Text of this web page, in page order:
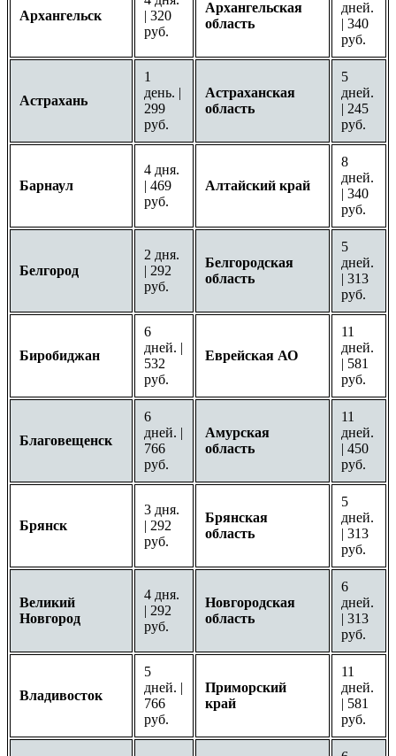
Архангельск
| 320
руб.
Архангельская
область
дней.
| 340
руб.
Астрахань
1
день. |
299
руб.
Астраханская
область
5
дней.
| 245
руб.
Барнаул
4 дня.
| 469
руб.
Алтайский край
8
дней.
| 340
руб.
Белгород
2 дня.
| 292
руб.
Белгородская
область
5
дней.
| 313
руб.
Биробиджан
6
дней. |
532
руб.
Еврейская АО
11
дней.
| 581
руб.
Благовещенск
6
дней. |
766
руб.
Амурская
область
11
дней.
| 450
руб.
Брянск
3 дня.
| 292
руб.
Брянская
область
5
дней.
| 313
руб.
Великий
Новгород
4 дня.
| 292
руб.
Новгородская
область
6
дней.
| 313
руб.
Владивосток
5
дней. |
766
руб.
Приморский
край
11
дней.
| 581
руб.